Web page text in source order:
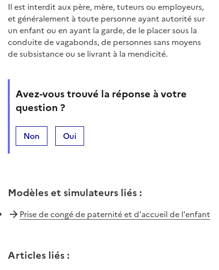
Il est interdit aux père, mère, tuteurs ou employeurs,
et généralement à toute personne ayant autorité sur
un enfant ou en ayant la garde, de le placer sous la
conduite de vagabonds, de personnes sans moyens
de subsistance ou se livrant à la mendicité.
Avez-vous trouvé la réponse à votre
question ?
Non Oui
Modèles et simulateurs liés :
Prise de congé de paternité et d'accueil de l'enfant
Articles liés :